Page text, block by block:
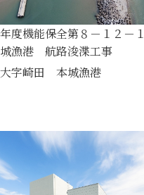
度機能保全第８－１２－１
漁港 航路浚渫工事
字崎田 本城漁港